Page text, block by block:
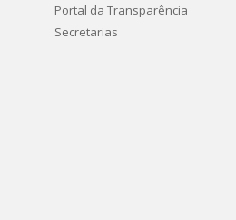
Portal da Transparência
Secretarias